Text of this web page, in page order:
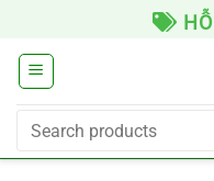
content
HỖ
Search